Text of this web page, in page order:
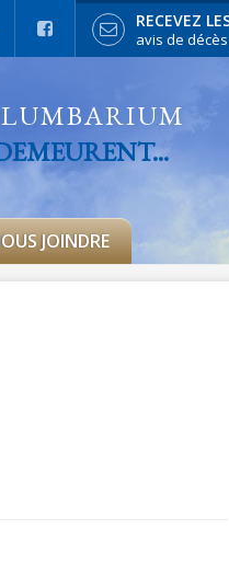
RECEVEZ
avis de décès
JOINDRE